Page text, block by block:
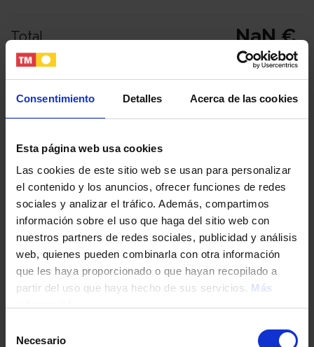
Consentimiento Detalles Acerca de las cookies
Esta página web usa cookies
Las cookies de este sitio web se usan para personalizar
el contenido y los anuncios, ofrecer funciones de redes
sociales y analizar el tráfico. Además, compartimos
información sobre el uso que haga del sitio web con
nuestros partners de redes sociales, publicidad y análisis
web, quienes pueden combinarla con otra información
que les haya proporcionado o que hayan recopilado a
partir del uso que haya hecho de sus servicios. Más
Necesario
Tu nombre y apellidos
Tu teléfono
DNI / Pasaporte / NIE
Total NaN €